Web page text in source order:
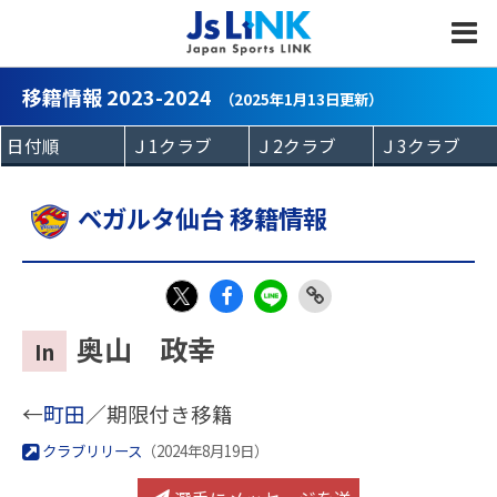
移籍情報 2023-2024 （2025年1月13日更新）
ベガルタ仙台 移籍情報
X
k
In 奥山 政幸
←町田／期限付き移籍
クラブリリース （2024年8月19日）